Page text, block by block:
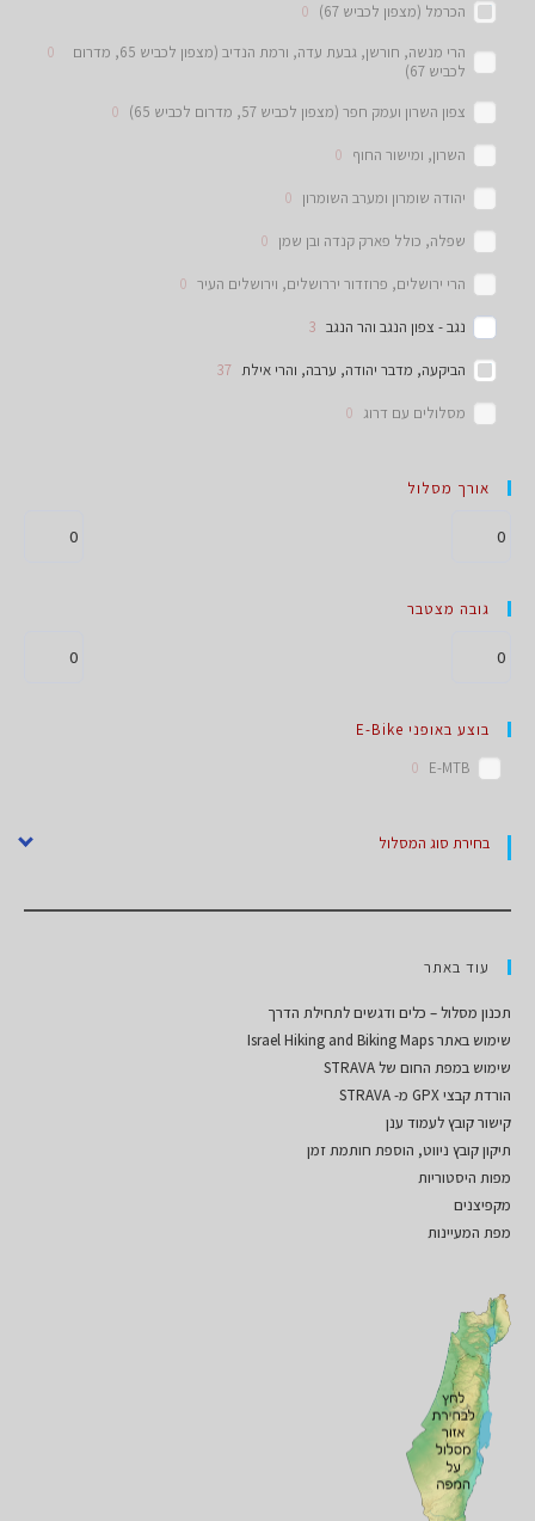
הכרמל (מצפון לכביש 67)
0
הרי מנשה, חורשן, גבעת עדה, ורמת הנדיב (מצפון לכביש 65, מדרום
לכביש 67)
0
צפון השרון ועמק חפר (מצפון לכביש 57, מדרום לכביש 65) 0
השרון, ומישור החוף 0
יהודה שומרון ומערב השומרון 0
שפלה, כולל פארק קנדה ובן שמן 0
הרי ירושלים, פרוזדור יררושלים, וירושלים העיר 0
נגב - צפון הנגב והר הנגב 3
הביקעה, מדבר יהודה, ערבה, והרי אילת 37
מסלולים עם דרוג 0
אורך מסלול
גובה מצטבר
בוצע באופני E-Bike
E-MTB
0
בחירת סוג המסלול
עוד באתר
תכנון מסלול – כלים ודגשים לתחילת הדרך
שימוש באתר Israel Hiking and Biking Maps
שימוש במפת החום של STRAVA
הורדת קבצי GPX מ- STRAVA
קישור קובץ לעמוד ענן
תיקון קובץ ניווט, הוספת חותמת זמן
מפות היסטוריות
מקפיצנים
מפת המעיינות